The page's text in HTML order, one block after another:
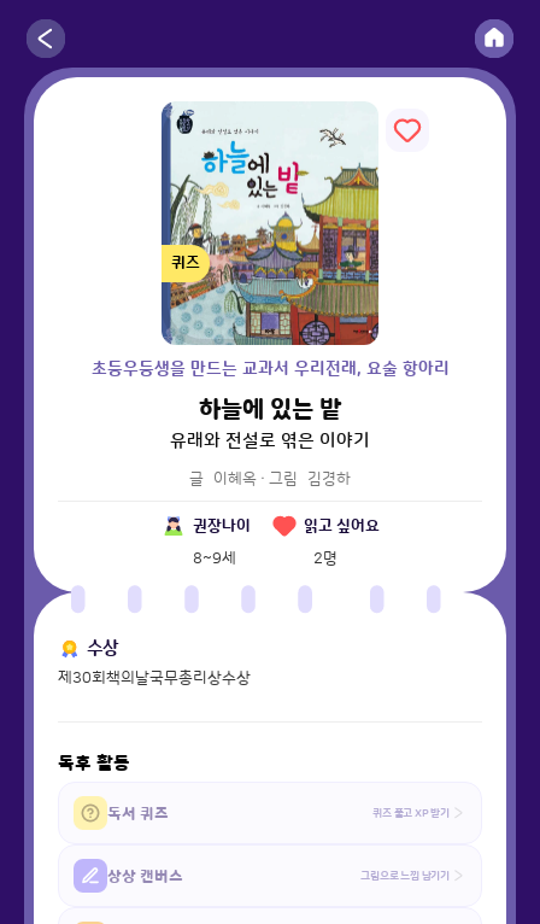
퀴즈
초등우등생을 만드는 교과서 우리전래, 요술 항아리
하늘에 있는 밭
유래와 전설로 엮은 이야기
글 이혜옥 · 그림 김경하
권장나이
8~9세
읽고 싶어요
2명
수상
제30회책의날국무총리상수상
독후 활동
독서 퀴즈 퀴즈 풀고 XP 받기
상상 캔버스 그림으로 느낌 남기기